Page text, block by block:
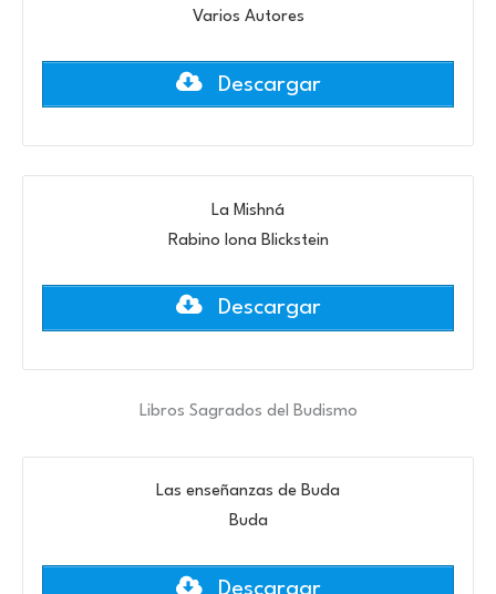
Varios Autores
Descargar
La Mishná
Rabino Iona Blickstein
Descargar
Libros Sagrados del Budismo
Las enseñanzas de Buda
Buda
Descargar